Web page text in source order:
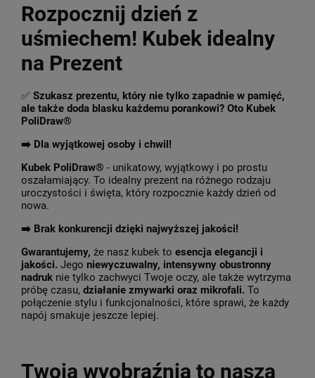
Rozpocznij dzień z
uśmiechem! Kubek idealny
na Prezent
✅ Szukasz prezentu, który nie tylko zapadnie w pamięć,
ale także doda blasku każdemu porankowi? Oto Kubek
PoliDraw®
➡️ Dla wyjątkowej osoby i chwil!
Kubek PoliDraw® - unikatowy, wyjątkowy i po prostu
oszałamiający. To idealny prezent na różnego rodzaju
uroczystości i święta, który rozpocznie każdy dzień od
nowa.
➡️ Brak konkurencji dzięki najwyższej jakości!
Gwarantujemy, że nasz kubek to esencja elegancji i
jakości. Jego niewyczuwalny, intensywny obustronny
nadruk nie tylko zachwyci Twoje oczy, ale także wytrzyma
próbę czasu, działanie zmywarki oraz mikrofali. To
połączenie stylu i funkcjonalności, które sprawi, że każdy
napój smakuje jeszcze lepiej.
Twoja wyobraźnia to nasza